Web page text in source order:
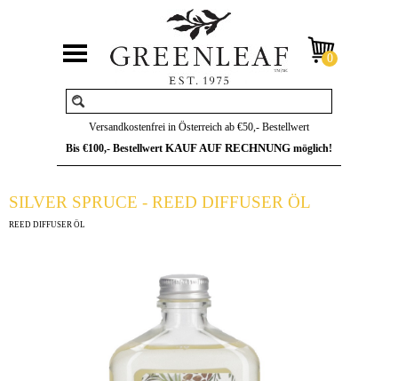
Versandkostenfrei in Österreich ab €50,- Bestellwert
Bis €100,- Bestellwert KAUF AUF RECHNUNG möglich!
SILVER SPRUCE - REED DIFFUSER ÖL
REED DIFFUSER ÖL